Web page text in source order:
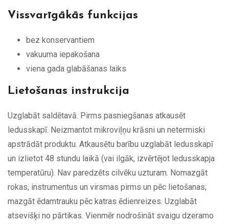
Vissvarīgākās funkcijas
bez konservantiem
vakuuma iepakošana
viena gada glabāšanas laiks
Lietošanas instrukcija
Uzglabāt saldētavā. Pirms pasniegšanas atkausēt
ledusskapī. Neizmantot mikroviļņu krāsni un netermiski
apstrādāt produktu. Atkausētu barību uzglabāt ledusskapī
un izlietot 48 stundu laikā (vai ilgāk, izvērtējot ledusskapja
temperatūru). Nav paredzēts cilvēku uzturam. Nomazgāt
rokas, instrumentus un virsmas pirms un pēc lietošanas;
mazgāt ēdamtrauku pēc katras ēdienreizes. Uzglabāt
atsevišķi no pārtikas. Vienmēr nodrošināt svaigu dzeramo